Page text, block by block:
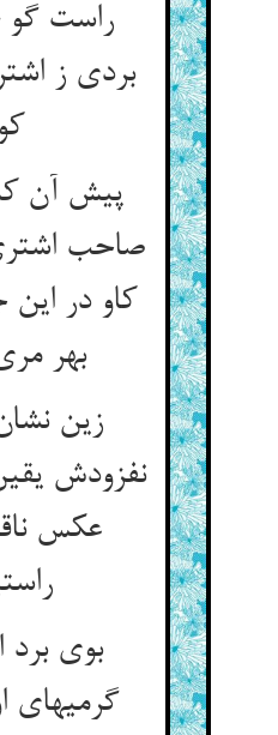
راست
بردی ز
کو
پیش آن
صاحب
کاو در
بهر
زین
نفزودش
عکس
بوی برد
گرمیهای